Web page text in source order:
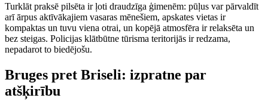
Turklāt praksē pilsēta ir ļoti draudzīga ģimenēm: pūļus var pārvaldīt
arī ārpus aktīvākajiem vasaras mēnešiem, apskates vietas ir
kompaktas un tuvu viena otrai, un kopējā atmosfēra ir relaksēta un
bez steigas. Policijas klātbūtne tūrisma teritorijās ir redzama,
nepadarot to biedējošu.
Bruges pret Briseli: izpratne par
atšķirību